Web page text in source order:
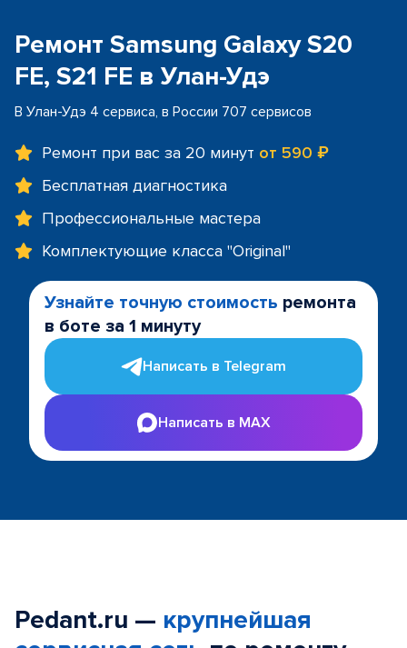
Ремонт Samsung Galaxy S20
FE, S21 FE в Улан-Удэ
В Улан-Удэ 4 сервиса, в России 707 сервисов
Ремонт при вас за 20 минут от 590 ₽
Бесплатная диагностика
Профессиональные мастера
Комплектующие класса "Original"
Узнайте точную стоимость ремонта
в боте за 1 минуту
Написать в Telegram
Написать в MAX
Pedant.ru — крупнейшая